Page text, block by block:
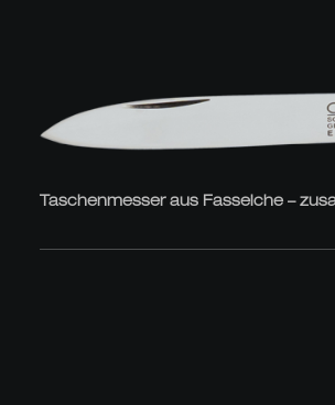
Taschenmesser aus Fasseiche –